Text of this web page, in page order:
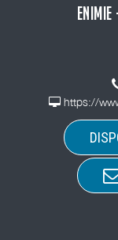
https://